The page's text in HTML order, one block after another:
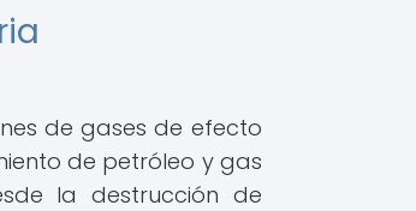
de gases de efecto
de petróleo y gas
la destrucción de